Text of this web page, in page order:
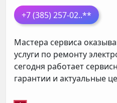
+7 (385) 257-02..**
Мастера сервиса
услуги по ремонту
сегодня работает
гарантии и актуальные